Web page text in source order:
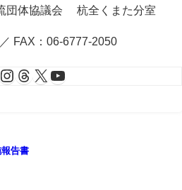
団体協議会 杭全くまた分室
FAX：06-6777-2050
告書